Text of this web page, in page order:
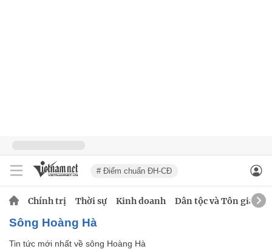
# Điểm chuẩn ĐH-CĐ
Chính trị Thời sự Kinh doanh Dân tộc và Tôn giáo
sông Hoàng Hà
Tin tức mới nhất về sông Hoàng Hà